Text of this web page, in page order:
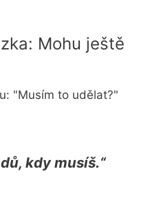
Mohu ještě
"Musím to udělat?"
kdy musíš.“